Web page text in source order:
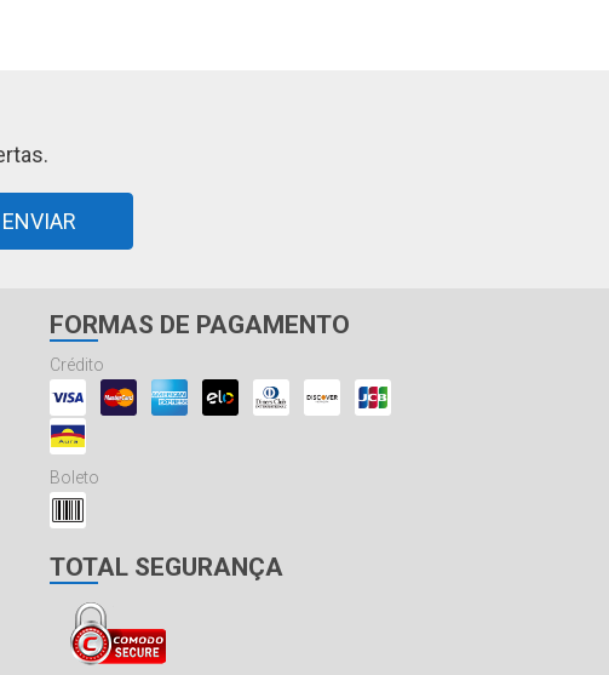
ENVIAR
FORMAS DE PAGAMENTO
Crédito
Boleto
TOTAL SEGURANÇA